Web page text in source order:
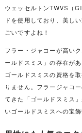
ウェッセルトンTWVS（
ドを使用しており、美し
ごいですよね！
フラー・ジャコーが高い
ールドスミス」の存在があ
ゴールドスミスの資格を
りません。フラージャコ
てきた「ゴールドスミス
いゴールドスミスへの宝